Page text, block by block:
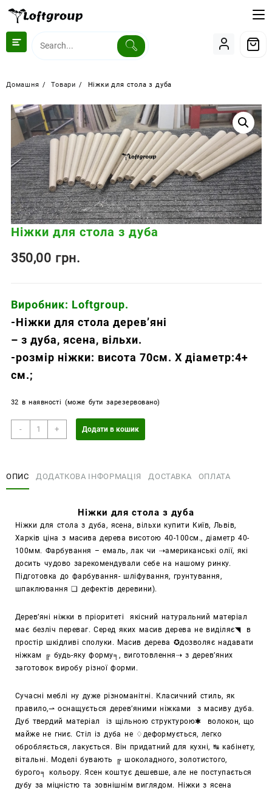
вмісту
Домашня Товари Ніжки для стола з дуба
Ніжки для стола з дуба
350,00 грн.
Виробник: Loftgroup.
-Ніжки для стола дерев’яні
– з дуба, ясена, вільхи.
-розмір ніжки: висота 70см. Х діаметр:4+
см.;
32 в наявності (може бути зарезервовано)
-
Ніжки
для
дуба
кількість
+ Додати в кошик
ОПИС ДОДАТКОВА ІНФОРМАЦІЯ ДОСТАВКА ОПЛАТА
Ніжки для стола з дуба
Ніжки для стола з дуба, ясена, вільхи купити Київ, Львів,
Харків ціна з масива дерева висотою 40-100см., діаметр 40-
100мм. Фарбування – емаль, лак чи ⇢американські олії, які
досить чудово зарекомендували себе на нашому ринку.
Підготовка до фарбування- шліфування, грунтування,
шпаклювання ❏ дефектів деревини).
Дерев’яні ніжки в пріоритеті якісний натуральний матеріал
має безліч переваг.Серед яких масив дерева не виділяє◥ в
простір шкідливі сполуки. Масив дерева ✪дозволяє надавати
ніжкам ╔ будь-яку форму╕, виготовлення⇢ з дерев’яних
заготовок виробу різної форми.
Сучасні меблі ну дуже різноманітні. Класичний стиль, як
правило,⇀ оснащується дерев’яними ніжками з масиву дуба.
Дуб твердий матеріал із щільною структурою✱ волокон, що
майже не гниє. Стіл із дуба не ♢деформується, легко
обробляється, лакується. Він придатний для кухні, ↹ кабінету,
вітальні. Моделі бувають ╔ шоколадного, золотистого,
бурого╕ кольору. Ясен коштує дешевше, але не поступається
дубу за міцністю та зовнішнім виглядом. Ніжки з ясена